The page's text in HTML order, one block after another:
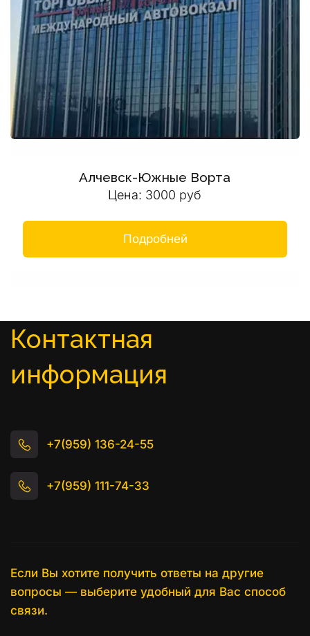
Алчевск-Южные Ворта
Цена: 3000 руб
Подробней
Контактная
информация
+7(959) 136-24-55
+7(959) 111-74-33
Если Вы хотите получить ответы на другие
вопросы — выберите удобный для Вас способ
связи.